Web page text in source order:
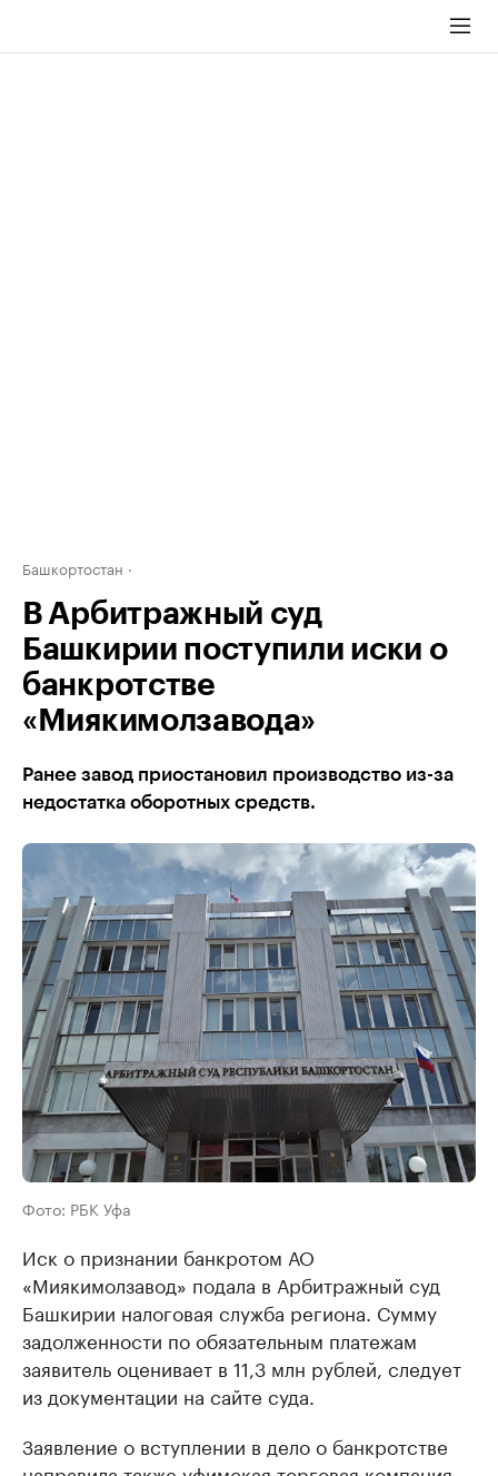
Башкортостан
В Арбитражный суд
Башкирии поступили иски о
банкротстве
«Миякимолзавода»
Ранее завод приостановил производство из-за
недостатка оборотных средств.
Фото: РБК Уфа
Иск о признании банкротом АО
«Миякимолзавод» подала в Арбитражный суд
Башкирии налоговая служба региона. Сумму
задолженности по обязательным платежам
заявитель оценивает в 11,3 млн рублей, следует
из документации на сайте суда.
Заявление о вступлении в дело о банкротстве